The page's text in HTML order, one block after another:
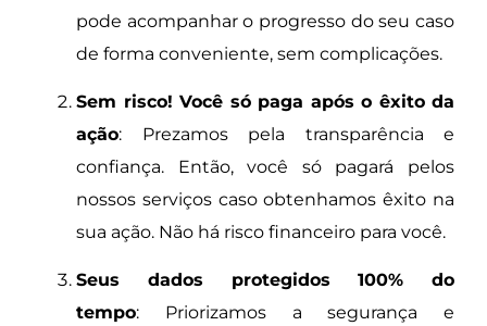
pode acompanhar o progresso do seu caso
de forma conveniente, sem complicações.
Sem risco! Você só paga após o êxito da
ação: Prezamos pela transparência e
confiança. Então, você só pagará pelos
nossos serviços caso obtenhamos êxito na
sua ação. Não há risco financeiro para você.
Seus dados protegidos 100% do
tempo: Priorizamos a segurança e